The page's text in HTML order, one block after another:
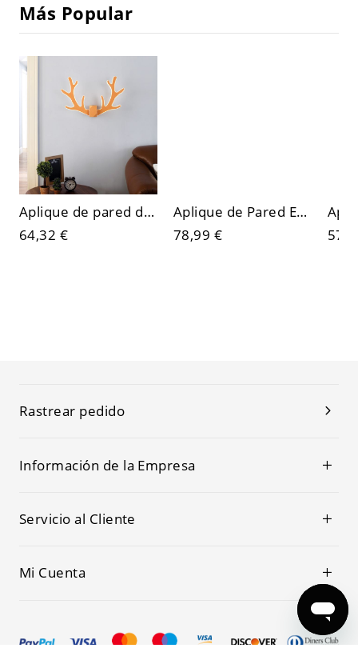
Más Popular
Aplique de pared de 2 luces de plexiglás con pantalla de tiza ambiental, lámpara de pared, temperatura de color de luz dorada
64,32 €
Aplique de Pared Estilo Infantil con Material Polimerizado
78,99 €
Rastrear pedido
Información de la Empresa
Servicio al Cliente
Mi Cuenta